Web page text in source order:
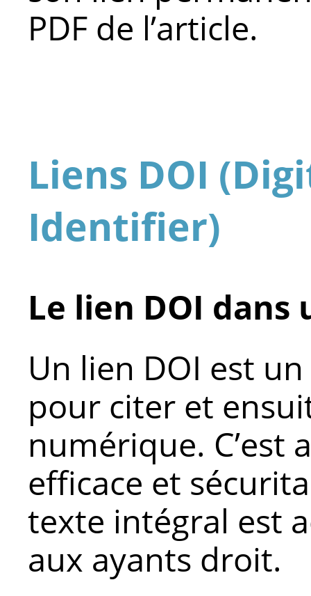
PDF de l’article.
Liens DOI
Identifier)
Le lien DOI dans
Un lien DOI est
pour citer et
numérique. C’est
efficace et
texte intégral est
aux ayants droit.